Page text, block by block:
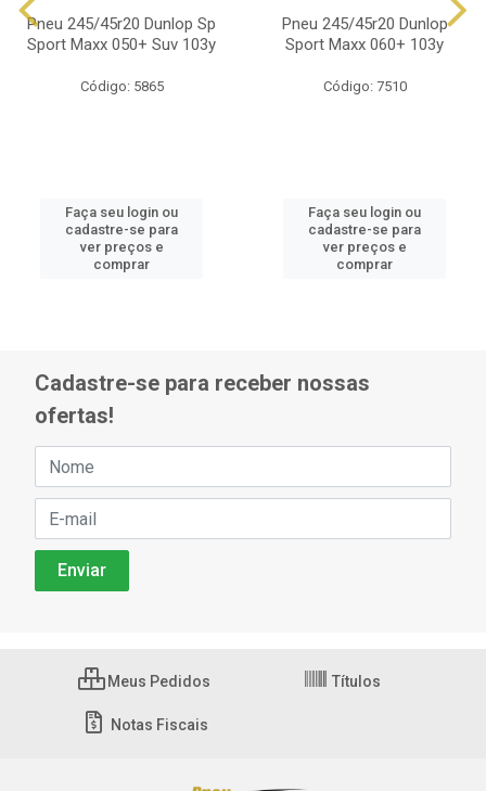
Pneu 245/45r20 Dunlop Sp
Sport Maxx 050+ Suv 103y
Código: 5865
Faça seu login ou
cadastre-se para
ver preços e
comprar
Pneu 245/45r20 Dunlop
Sport Maxx 060+ 103y
Código: 7510
Faça seu login ou
cadastre-se para
ver preços e
comprar
Cadastre-se para receber nossas
ofertas!
Meus Pedidos Títulos
Notas Fiscais